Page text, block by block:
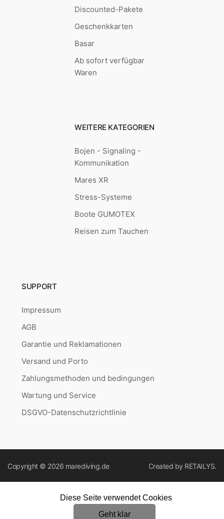
Discounted-Pakete
Geschenkkarten
Basar
Ab sofort verfügbar
Waren
WEITERE KATEGORIEN
Bojen - Signaling -
Kommunikation
Mares XR
Stress-Systeme
Boote GUMOTEX
Reisen zum Tauchen
SUPPORT
Impressum
AGB
Garantie und Reklamationen
Versand und Porto
Zahlungsmethoden und bedingungen
Wartung und Service
DSGVO-Datenschutzrichtlinie
Copyright © 2026 marediving.de Created by RETAILYS.
Diese Seite verwendet Cookies
Geht klar